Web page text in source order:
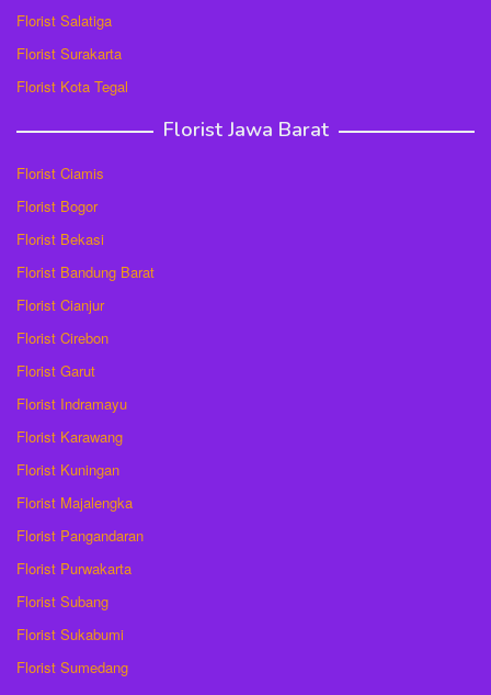
Florist Salatiga
Florist Surakarta
Florist Kota Tegal
Florist Jawa Barat
Florist Ciamis
Florist Bogor
Florist Bekasi
Florist Bandung Barat
Florist Cianjur
Florist Cirebon
Florist Garut
Florist Indramayu
Florist Karawang
Florist Kuningan
Florist Majalengka
Florist Pangandaran
Florist Purwakarta
Florist Subang
Florist Sukabumi
Florist Sumedang